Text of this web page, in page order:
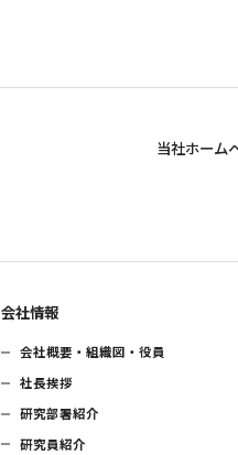
当社ホーム
会社情報
会社概要・組織図・役員
社長挨拶
研究部署紹介
研究員紹介